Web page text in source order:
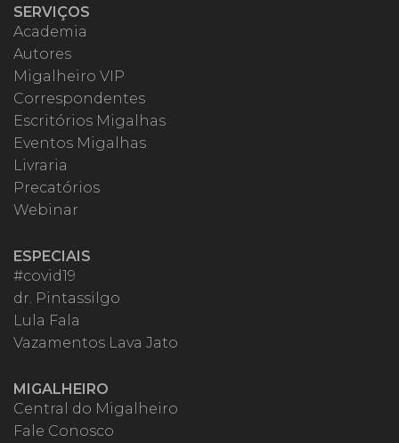
SERVIÇOS
Academia
Autores
Migalheiro VIP
Correspondentes
Escritórios Migalhas
Eventos Migalhas
Livraria
Precatórios
Webinar
ESPECIAIS
#covid19
dr. Pintassilgo
Lula Fala
Vazamentos Lava Jato
MIGALHEIRO
Central do Migalheiro
Fale Conosco